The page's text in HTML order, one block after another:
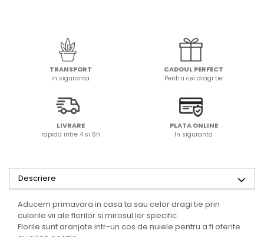
TRANSPORT
in siguranta
CADOUL PERFECT
Pentru cei dragi tie
LIVRARE
rapida intre 4 si 6h
PLATA ONLINE
In siguranta
Descriere
Aducem primavara in casa ta sau celor dragi tie prin
culorile vii ale florilor si mirosul lor specific.
Florile sunt aranjate intr-un cos de nuiele pentru a fi oferite